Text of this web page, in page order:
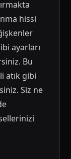
hissi
ayarları
Bu
atık gibi
Siz ne